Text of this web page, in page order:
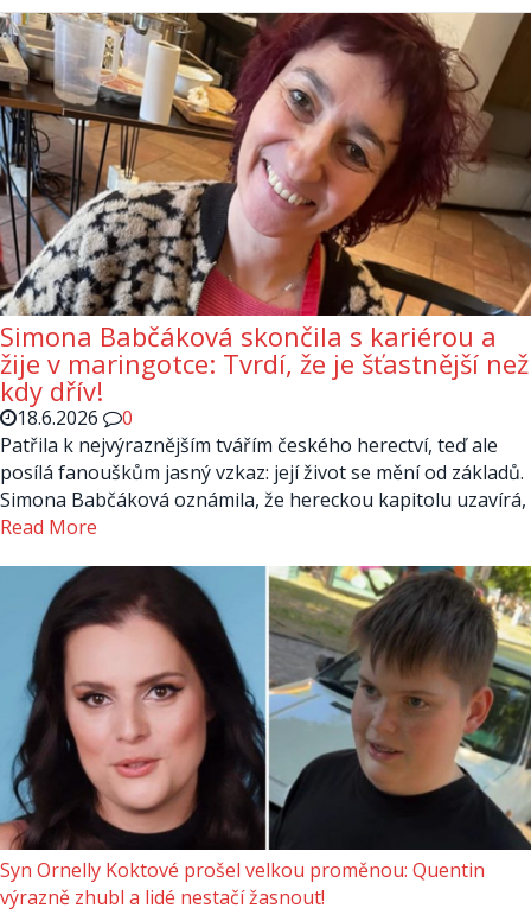
Simona Babčáková skončila s kariérou a
žije v maringotce: Tvrdí, že je šťastnější než
kdy dřív!
18.6.2026
0
Patřila k nejvýraznějším tvářím českého herectví, teď ale
posílá fanouškům jasný vzkaz: její život se mění od základů.
Simona Babčáková oznámila, že hereckou kapitolu uzavírá,
Read More
Syn Ornelly Koktové prošel velkou proměnou: Quentin
výrazně zhubl a lidé nestačí žasnout!